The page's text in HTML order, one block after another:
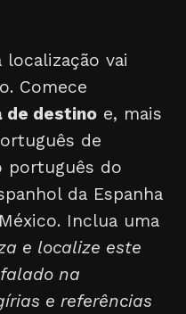
vai
Comece
de destino e, mais
de
português do
da Espanha
Inclua uma
e localize este
na
e referências